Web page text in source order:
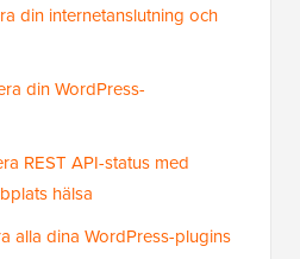
din internetanslutning och
din WordPress-
REST API-status med
hälsa
alla dina WordPress-plugins